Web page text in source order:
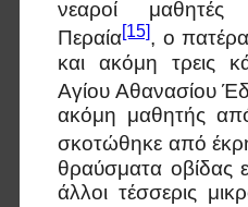
νεαροί
Περαία[15], ο
και ακόμη τρεις
Αγίου Αθανασίου
ακόμη μαθητής
σκοτώθηκε από
θραύσματα οβίδας
άλλοι τέσσερις